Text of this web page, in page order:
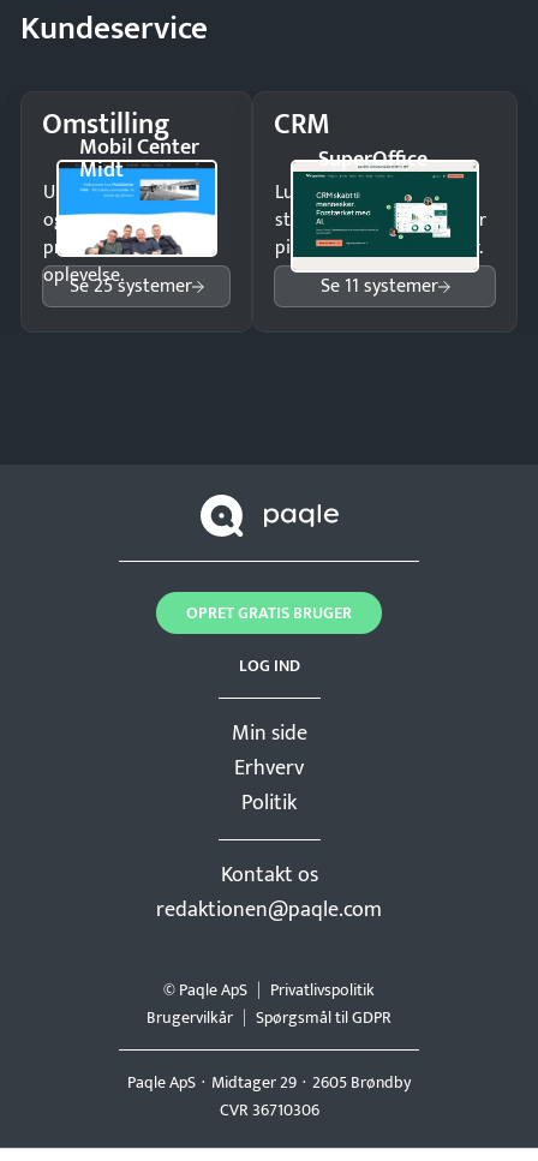
Kundeservice
Omstilling
Mobil Center
Midt
Undgå tabte opkald
og giv kunderne en
professionel
oplevelse.
Se 25 systemer
CRM
SuperOffice
Luk flere salg med et
struktureret overblik over
pipeline og opfølgninger.
Se 11 systemer
Min side
Erhverv
Politik
Kontakt os
redaktionen@paqle.com
LOG IND
OPRET GRATIS BRUGER
Paqle ApS Midtager 29 2605 Brøndby
CVR 36710306
© Paqle ApS
Privatlivspolitik
Brugervilkår
Spørgsmål til GDPR